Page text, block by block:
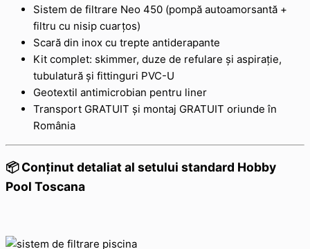
Sistem de filtrare Neo 450 (pompă autoamorsantă +
filtru cu nisip cuarțos)
Scară din inox cu trepte antiderapante
Kit complet: skimmer, duze de refulare și aspirație,
tubulatură și fittinguri PVC-U
Geotextil antimicrobian pentru liner
Transport GRATUIT și montaj GRATUIT oriunde în
România
📦 Conținut detaliat al setului standard Hobby
Pool Toscana